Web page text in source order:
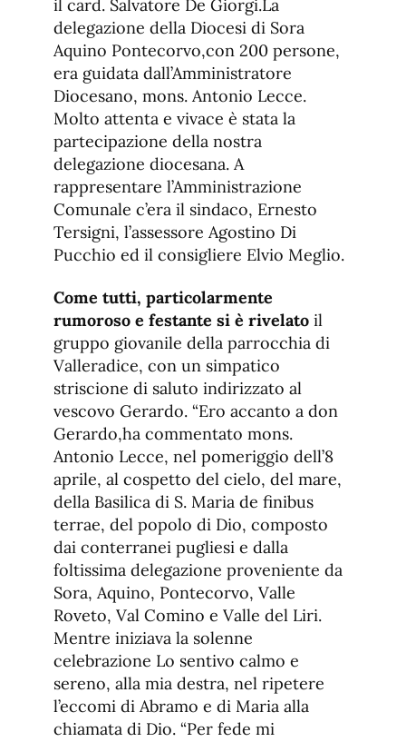
il card. Salvatore De Giorgi.La
delegazione della Diocesi di Sora
Aquino Pontecorvo,con 200 persone,
era guidata dall’Amministratore
Diocesano, mons. Antonio Lecce.
Molto attenta e vivace è stata la
partecipazione della nostra
delegazione diocesana. A
rappresentare l’Amministrazione
Comunale c’era il sindaco, Ernesto
Tersigni, l’assessore Agostino Di
Pucchio ed il consigliere Elvio Meglio.
Come tutti, particolarmente
rumoroso e festante si è rivelato il
gruppo giovanile della parrocchia di
Valleradice, con un simpatico
striscione di saluto indirizzato al
vescovo Gerardo. “Ero accanto a don
Gerardo,ha commentato mons.
Antonio Lecce, nel pomeriggio dell’8
aprile, al cospetto del cielo, del mare,
della Basilica di S. Maria de finibus
terrae, del popolo di Dio, composto
dai conterranei pugliesi e dalla
foltissima delegazione proveniente da
Sora, Aquino, Pontecorvo, Valle
Roveto, Val Comino e Valle del Liri.
Mentre iniziava la solenne
celebrazione Lo sentivo calmo e
sereno, alla mia destra, nel ripetere
l’eccomi di Abramo e di Maria alla
chiamata di Dio. “Per fede mi